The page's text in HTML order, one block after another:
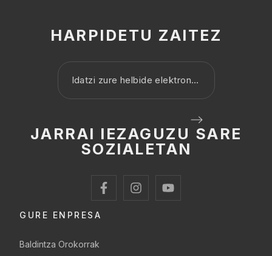
HARPIDETU ZAITEZ
JARRAI IEZAGUZU SARE
SOZIALETAN
GURE ENPRESA
Baldintza Orokorrak